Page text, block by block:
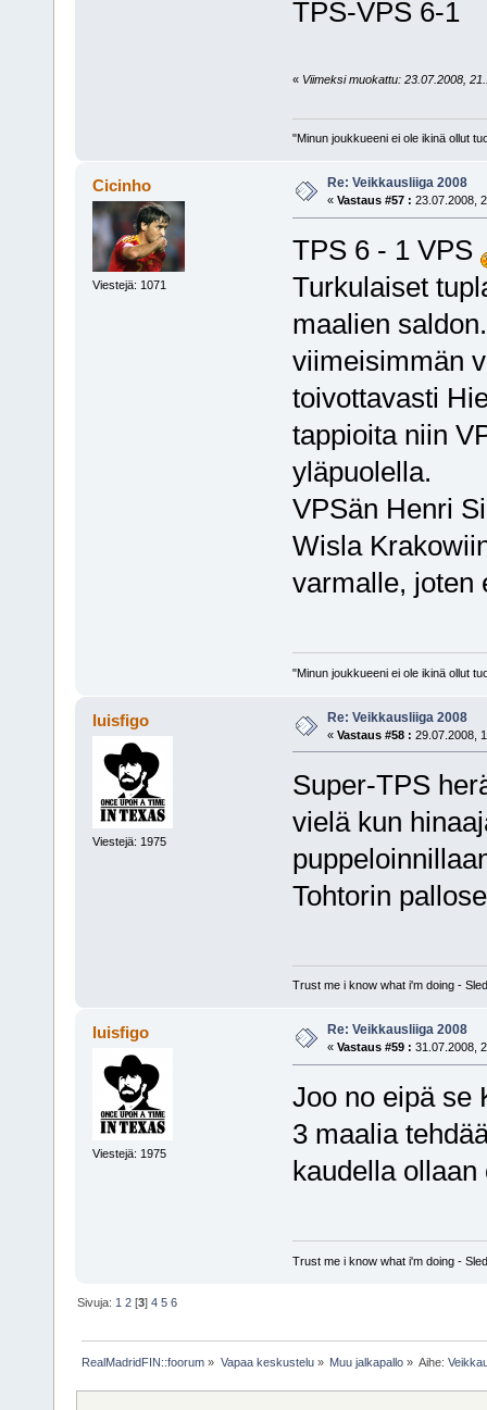
TPS-VPS 6-1
« Viimeksi muokattu: 23.07.2008,
"Minun joukkueeni ei ole ikinä ollut
Cicinho
Viestejä: 1071
Re: Veikkausliiga 2008
« Vastaus #57 : 23.07.2008,
TPS 6 - 1 VPS
Turkulaiset
maalien
viimeisimmän
toivottavasti
tappioita niin
yläpuolella.
VPSän Henri
Wisla
varmalle, joten
"Minun joukkueeni ei ole ikinä ollut
luisfigo
Viestejä: 1975
Re: Veikkausliiga 2008
« Vastaus #58 : 29.07.2008,
Super-TPS
vielä kun
Tohtorin
Trust me i know what i'm doing -
luisfigo
Viestejä: 1975
Re: Veikkausliiga 2008
« Vastaus #59 : 31.07.2008,
Joo no eipä se
3 maalia
kaudella
Trust me i know what i'm doing -
Sivuja:1 2 [3]4 5 6
RealMadridFIN::foorum » Vapaa keskustelu» Muu jalkapallo» Aihe: